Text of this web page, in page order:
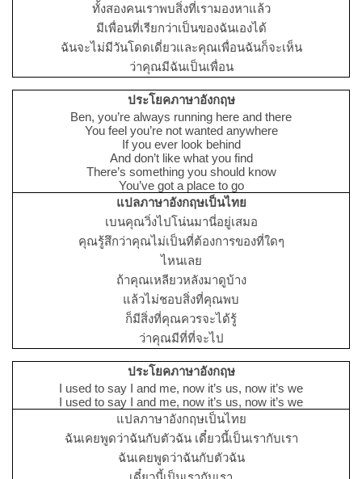
ทั้งสองคนเราพบสิ่งที่เรามองหาแล้ว
มีเพื่อนที่เรียกว่าเป็นของฉันเองได้
ฉันจะไม่มีวันโดดเดี่ยวและคุณเพื่อนฉันก็จะเห็น
ว่าคุณมีฉันเป็นเพื่อน
ประโยคภาษาอังกฤษ
Ben, you’re always running here and there
You feel you’re not wanted anywhere
If you ever look behind
And don’t like what you find
There’s something you should know
You’ve got a place to go
แปลภาษาอังกฤษเป็นไทย
เบนคุณวิ่งไปโน่นมานี่อยู่เสมอ
คุณรู้สึกว่าคุณไม่เป็นที่ต้องการของที่ใดๆ
ไหนเลย
ถ้าคุณเหลียวหลังมาดูบ้าง
แล้วไม่ชอบสิ่งที่คุณพบ
ก็มีสิ่งที่คุณควรจะได้รู้
ว่าคุณมีที่ที่จะไป
ประโยคภาษาอังกฤษ
I used to say I and me, now it’s us, now it’s we
I used to say I and me, now it’s us, now it’s we
แปลภาษาอังกฤษเป็นไทย
ฉันเคยพูดว่าฉันกับตัวฉัน เดี๋ยวนี้เป็นเรากับเรา
ฉันเคยพูดว่าฉันกับตัวฉัน